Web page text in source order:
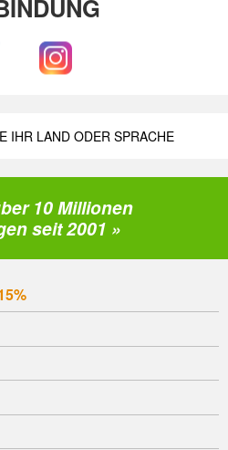
IHR LAND ODER SPRACHE
10 Millionen
seit 2001 »